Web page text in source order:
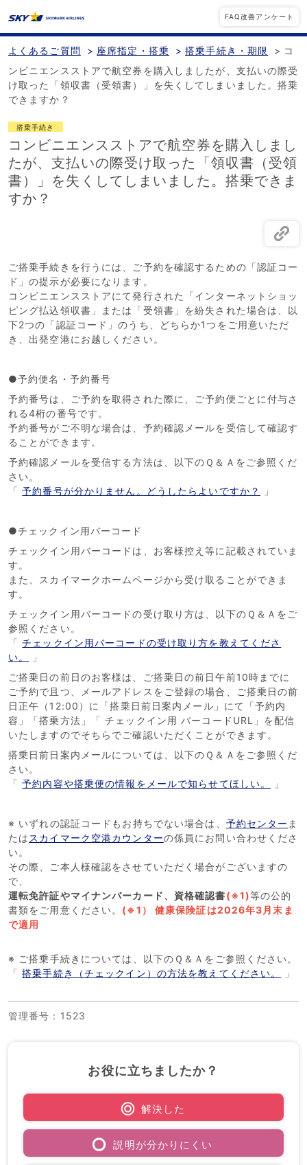
FAQ改善アンケート
よくあるご質問 > 座席指定・搭乗 > 搭乗手続き・期限 > コ
ンビニエンスストアで航空券を購入しましたが、支払いの際受
け取った「領収書（受領書）」を失くしてしまいました。搭乗
できますか？
搭乗手続き
コンビニエンスストアで航空券を購入しまし
たが、支払いの際受け取った「領収書（受領
書）」を失くしてしまいました。搭乗できま
すか？
ご搭乗手続きを行うには、ご予約を確認するための「認証コー
ド」の提示が必要になります。
コンビニエンスストアにて発行された「インターネットショッ
ピング払込領収書」または「受領書」を紛失された場合は、以
下2つの「認証コード」のうち、どちらか1つをご用意いただ
き、出発空港にお越しください。
●予約便名・予約番号
予約番号は、ご予約を取得された際に、ご予約便ごとに付与さ
れる4桁の番号です。
予約番号がご不明な場合は、予約確認メールを受信して確認す
ることができます。
予約確認メールを受信する方法は、以下のＱ＆Ａをご参照くだ
さい。
「予約番号が分かりません。どうしたらよいですか？ 」
●チェックイン用バーコード
チェックイン用バーコードは、お客様控え等に記載されていま
す。
また、スカイマークホームページから受け取ることができま
す。
チェックイン用バーコードの受け取り方は、以下のＱ＆Ａをご
参照ください。
「チェックイン用バーコードの受け取り方を教えてくださ
い。
」
ご搭乗日の前日のお客様は、ご搭乗日の前日午前10時までに
ご予約で且つ、メールアドレスをご登録の場合、ご搭乗日の前
日正午（12:00）に「搭乗日前日案内メール」にて「予約内
容」「搭乗方法」「 チェックイン用 バーコードURL」を配信
いたしますのでそちらでご確認いただくことができます。
搭乗日前日案内メールについては、以下のＱ＆Ａをご参照くだ
さい。
「予約内容や搭乗便の情報をメールで知らせてほしい。 」
※ いずれの認証コードもお持ちでない場合は、 予約センター ま
たは スカイマーク空港カウンターの係員にお問い合わせくださ
い。
その際、ご本人様確認をさせていただく場合がございますの
で、
運転免許証やマイナンバーカード、資格確認書(※1)等の公的
書類をご用意ください。 (※1） 健康保険証は2026年3月末ま
で適用
※ ご搭乗手続きについては、以下のＱ＆Ａをご参照ください。
「搭乗手続き（チェックイン）の方法を教えてください。 」
管理番号 ：1523
お役に立ちましたか？
解決した
説明が分かりにくい